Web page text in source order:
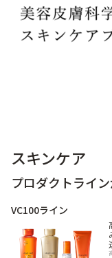
お
スキンケア
プロダクトライ
VC100ライン